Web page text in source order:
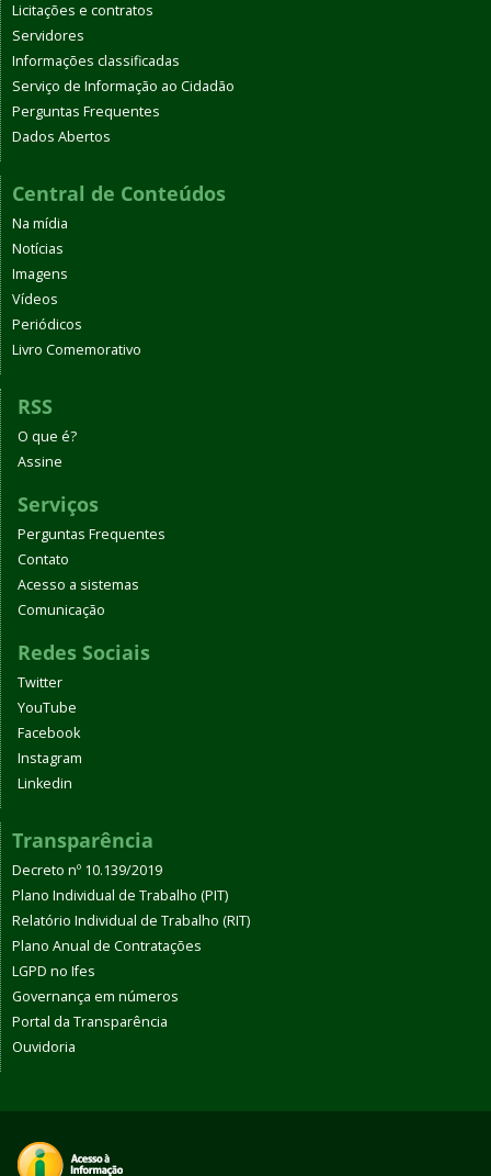
Licitações e contratos
Servidores
Informações classificadas
Serviço de Informação ao Cidadão
Perguntas Frequentes
Dados Abertos
Central de Conteúdos
Na mídia
Notícias
Imagens
Vídeos
Periódicos
Livro Comemorativo
RSS
O que é?
Assine
Serviços
Perguntas Frequentes
Contato
Acesso a sistemas
Comunicação
Redes Sociais
Twitter
YouTube
Facebook
Instagram
Linkedin
Transparência
Decreto nº 10.139/2019
Plano Individual de Trabalho (PIT)
Relatório Individual de Trabalho (RIT)
Plano Anual de Contratações
LGPD no Ifes
Governança em números
Portal da Transparência
Ouvidoria